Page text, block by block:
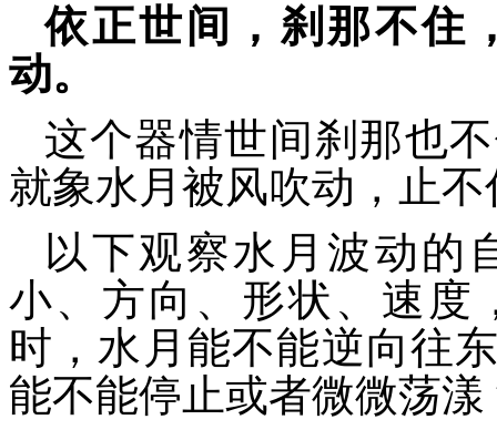
依正世间，刹那不住
动。
这个器情世间刹那也
就象水月被风吹动，止
以下观察水月波动的
小、方向、形状、速度
时，水月能不能逆向往
能不能停止或者微微荡